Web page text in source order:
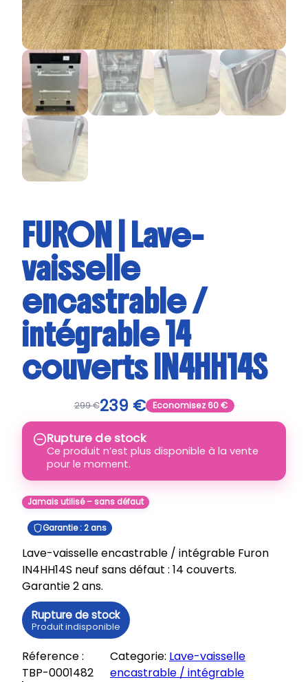
FURON | Lave-
vaisselle
encastrable /
intégrable 14
couverts IN4HH14S
299€239 € Economisez60€
Rupture de stock
Ce produit n’est plus disponible à la vente
pour le moment.
Jamais utilisé – sans défaut
Garantie : 2 ans
Lave-vaisselle encastrable / intégrable Furon
IN4HH14S neuf sans défaut : 14 couverts.
Garantie 2 ans.
Rupture de stock
Produit indisponible
Réference :
TBP-0001482
Categorie: Lave-vaisselle
encastrable / intégrable